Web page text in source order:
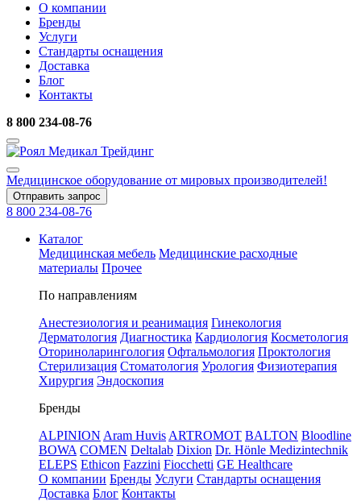
О компании
Бренды
Услуги
Стандарты оснащения
Доставка
Блог
Контакты
8 800 234-08-76
Медицинское оборудование от мировых производителей!
Отправить запрос
8 800 234-08-76
Каталог
Медицинская мебель Медицинские расходные
материалы Прочее
По направлениям
Анестезиология и реанимация Гинекология
Дерматология Диагностика Кардиология Косметология
Оториноларингология Офтальмология Проктология
Стерилизация Стоматология Урология Физиотерапия
Хирургия Эндоскопия
Бренды
ALPINION Aram Huvis ARTROMOT BALTON Bloodline
BOWA COMEN Deltalab Dixion Dr. Hönle Medizintechnik
ELEPS Ethicon Fazzini Fiocchetti GE Healthcare
О компании Бренды Услуги Стандарты оснащения
Доставка Блог Контакты